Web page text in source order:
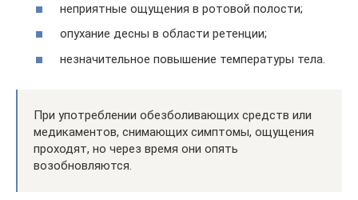
неприятные ощущения в ротовой полости;
опухание десны в области ретенции;
незначительное повышение температуры тела.
При употреблении обезболивающих средств или
медикаментов, снимающих симптомы, ощущения
проходят, но через время они опять
возобновляются.